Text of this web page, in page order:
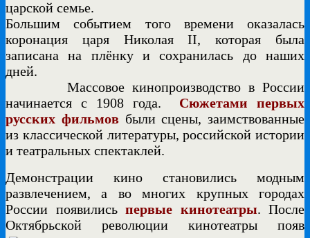
царской семье.
Большим событием того времени оказалась
коронация царя Николая II, которая была
записана на плёнку и сохранилась до наших
дней.
Массовое кинопроизводство в России
начинается с 1908 года.
Сюжетами первых
русских фильмовбыли сцены, заимствованные
из классической литературы, российской истории
и театральных спектаклей.
Демонстрации кино становились модным
развлечением, а во многих крупных городах
России появились первые кинотеатры. После
Октябрьской революции кинотеатры появ